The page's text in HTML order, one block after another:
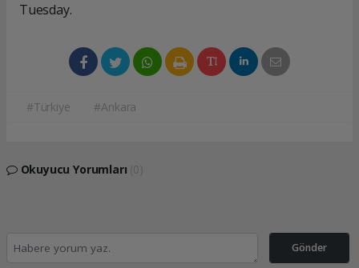
Tuesday.
#Türkiye #Ankara
Okuyucu Yorumları (0)
Gönder